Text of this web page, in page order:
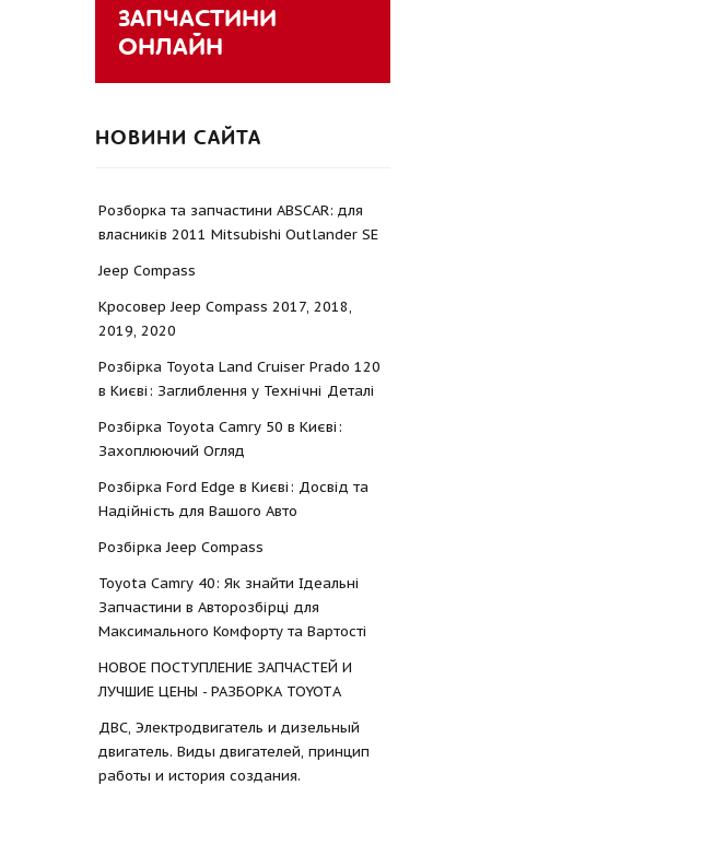
ЗАПЧАСТИНИ
ОНЛАЙН
НОВИНИ САЙТА
Розборка та запчастини ABSCAR: для
власників 2011 Mitsubishi Outlander SE
Jeep Compass
Кросовер Jeep Compass 2017, 2018,
2019, 2020
Розбірка Toyota Land Cruiser Prado 120
в Києві: Заглиблення у Технічні Деталі
Розбірка Toyota Camry 50 в Києві:
Захоплюючий Огляд
Розбірка Ford Edge в Києві: Досвід та
Надійність для Вашого Авто
Розбірка Jeep Compass
Toyota Camry 40: Як знайти Ідеальні
Запчастини в Авторозбірці для
Максимального Комфорту та Вартості
НОВОЕ ПОСТУПЛЕНИЕ ЗАПЧАСТЕЙ И
ЛУЧШИЕ ЦЕНЫ - РАЗБОРКА TOYOTА
ДВС, Электродвигатель и дизельный
двигатель. Виды двигателей, принцип
работы и история создания.